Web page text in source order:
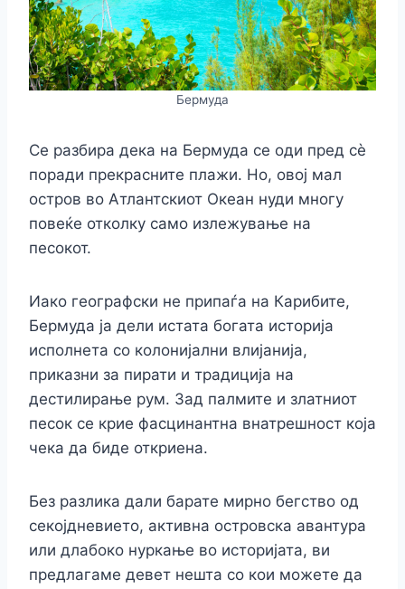
Бермуда
Се разбира дека на Бермуда се оди пред сè
поради прекрасните плажи. Но, овој мал
остров во Атлантскиот Океан нуди многу
повеќе отколку само излежување на
песокот.
Иако географски не припаѓа на Карибите,
Бермуда ја дели истата богата историја
исполнета со колонијални влијанија,
приказни за пирати и традиција на
дестилирање рум. Зад палмите и златниот
песок се крие фасцинантна внатрешност која
чека да биде откриена.
Без разлика дали барате мирно бегство од
секојдневието, активна островска авантура
или длабоко нуркање во историјата, ви
предлагаме девет нешта со кои можете да